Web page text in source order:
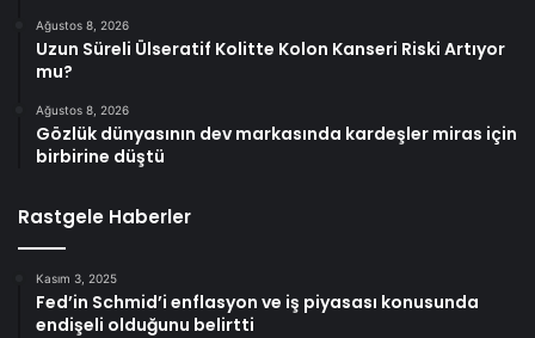
Ağustos 8, 2026
Uzun Süreli Ülseratif Kolitte Kolon Kanseri Riski Artıyor
mu?
Ağustos 8, 2026
Gözlük dünyasının dev markasında kardeşler miras için
birbirine düştü
Rastgele Haberler
Kasım 3, 2025
Fed’in Schmid’i enflasyon ve iş piyasası konusunda
endişeli olduğunu belirtti